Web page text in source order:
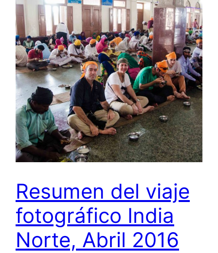
Resumen del viaje
fotográfico India
Norte, Abril 2016